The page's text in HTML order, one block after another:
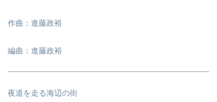
作曲：進藤政裕
編曲：進藤政裕
夜道を走る海辺の街